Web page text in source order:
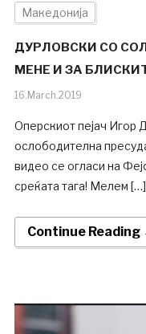
Македонија
ДУРЛОВСКИ СО
МЕНЕ И ЗА
16.March.2019
Оперскиот пејач Игор
ослободителна
видео се огласи на
среќата тага! Мелем […]
Continue Reading